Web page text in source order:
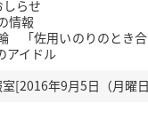
らせ
情報
「佐用いのりのとき合
ドル
[2016年9月5日（月曜